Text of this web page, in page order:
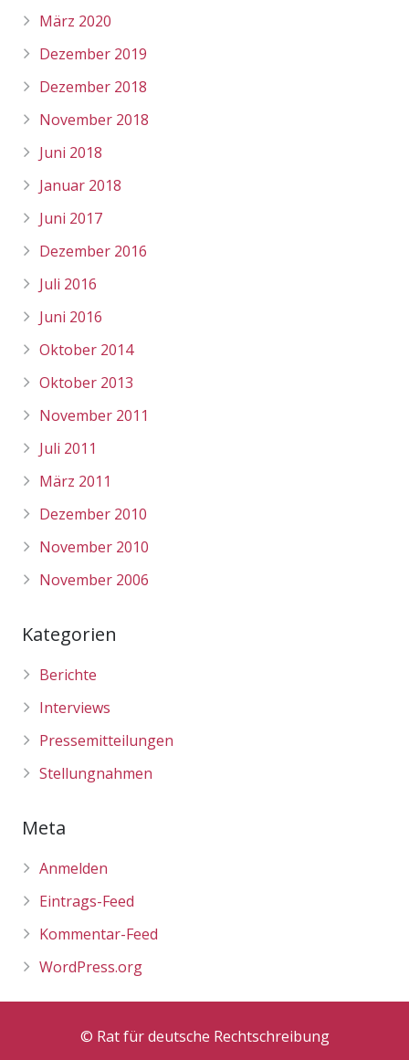
März 2020
Dezember 2019
Dezember 2018
November 2018
Juni 2018
Januar 2018
Juni 2017
Dezember 2016
Juli 2016
Juni 2016
Oktober 2014
Oktober 2013
November 2011
Juli 2011
März 2011
Dezember 2010
November 2010
November 2006
Kategorien
Berichte
Interviews
Pressemitteilungen
Stellungnahmen
Meta
Anmelden
Eintrags-Feed
Kommentar-Feed
WordPress.org
© Rat für deutsche Rechtschreibung